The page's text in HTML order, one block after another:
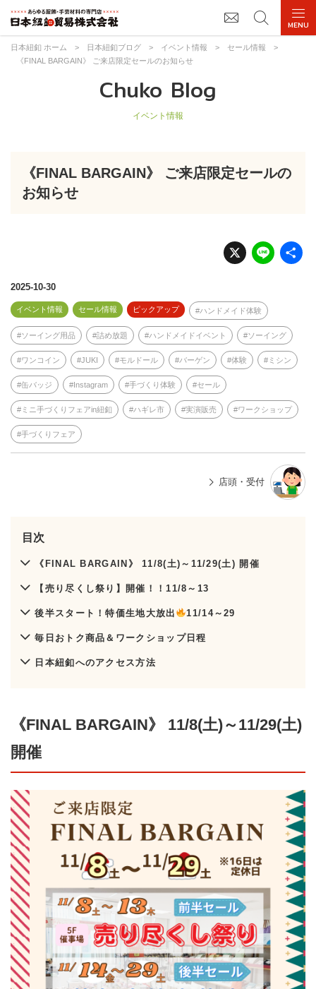
日本紐釦 ホーム > 日本紐釦ブログ > イベント情報 > セール情報
>
《FINAL BARGAIN》 ご来店限定セールのお知らせ
Chuko Blog
イベント情報
《FINAL BARGAIN》 ご来店限定セールの
お知らせ
X Li
n
2025-10-30
イベント情報 セール情報 ピックアップ ハンドメイド体験
ソーイング用品 詰め放題 ハンドメイドイベント ソーイング
ワンコイン JUKI モルドール バーゲン 体験 ミシン
缶バッジ Instagram 手づくり体験 セール
ミニ手づくりフェアin紐釦 ハギレ市 実演販売 ワークショップ
手づくりフェア
店頭・受付
目次
《FINAL BARGAIN》 11/8(土)～11/29(土) 開催
【売り尽くし祭り】開催！！11/8～13
後半スタート！特価生地大放出 11/14～29
毎日おトク商品＆ワークショップ日程
日本紐釦へのアクセス方法
《FINAL BARGAIN》 11/8(土)～11/29(土)
開催